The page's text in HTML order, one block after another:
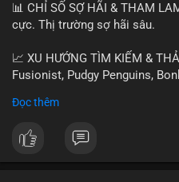
📊 CHỈ SỐ SỢ HÃI & THAM
cực. Thị trường sợ hãi sâu.
📈 XU HƯỚNG TÌM KIẾM &
Fusionist, Pudgy Penguins,
tiêu, vũ khí hạt nhân, đội tuyển
UFC 310, Premier League,
Dogecoin, LeBron James,
Đọc thêm